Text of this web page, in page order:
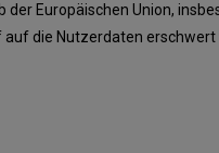
Europäischen Union,
die Nutzerdaten